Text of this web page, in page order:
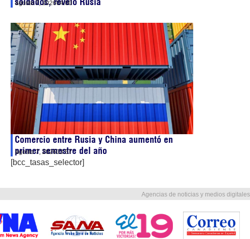
agosto 7, 202604:00
Comercio entre Rusia y China aumentó en
primer semestre del año
agosto 7, 202603:57
[bcc_tasas_selector]
Agencias de noticias y medios digitales